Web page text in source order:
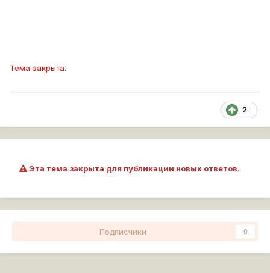
Тема закрыта.
2
Эта тема закрыта для публикации новых ответов.
Подписчики 0